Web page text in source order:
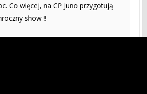
Co więcej, na CP Juno przygotują
show !!